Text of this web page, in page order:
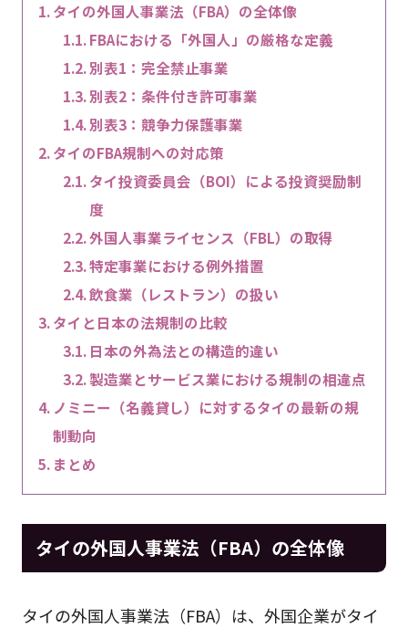
タイの外国人事業法（FBA）の全体像
FBAにおける「外国人」の厳格な定義
別表1：完全禁止事業
別表2：条件付き許可事業
別表3：競争力保護事業
タイのFBA規制への対応策
タイ投資委員会（BOI）による投資奨励制
度
外国人事業ライセンス（FBL）の取得
特定事業における例外措置
飲食業（レストラン）の扱い
タイと日本の法規制の比較
日本の外為法との構造的違い
製造業とサービス業における規制の相違点
ノミニー（名義貸し）に対するタイの最新の規
制動向
まとめ
タイの外国人事業法（FBA）の全体像
タイの外国人事業法（FBA）は、外国企業がタイ